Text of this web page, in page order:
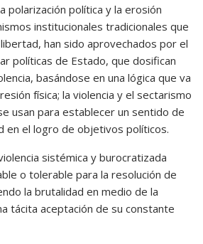
polarización política y la erosión
institucionales tradicionales que
han sido aprovechados por el
políticas de Estado, que dosifican
basándose en una lógica que va
física; la violencia y el sectarismo
usan para establecer un sentido de
en el logro de objetivos políticos.
sistémica y burocratizada
o tolerable para la resolución de
la brutalidad en medio de la
tácita aceptación de su constante